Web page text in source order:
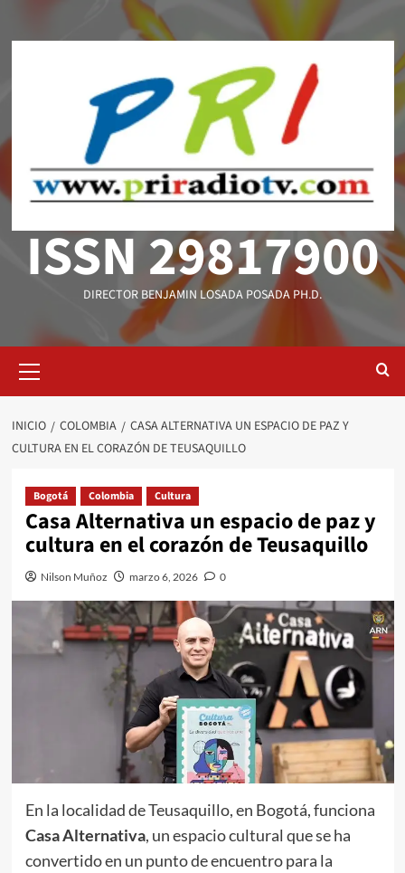
ISSN 29817900
DIRECTOR BENJAMIN LOSADA POSADA PH.D.
primario
INICIO COLOMBIA
CASA ALTERNATIVA UN ESPACIO DE PAZ Y
CULTURA EN EL CORAZÓN DE TEUSAQUILLO
Bogotá Colombia Cultura
Casa Alternativa un espacio de paz y
cultura en el corazón de Teusaquillo
Nilson Muñoz marzo 6, 2026 0
En la localidad de Teusaquillo, en Bogotá, funciona
Casa Alternativa, un espacio cultural que se ha
convertido en un punto de encuentro para la